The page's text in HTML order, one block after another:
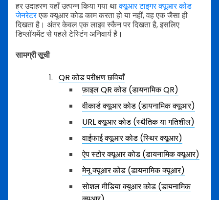
हर उदाहरण यहाँ उत्पन्न किया गया थाक्यूआर टाइगर क्यूआर कोड
जेनरेटरएक क्यूआर कोड काम करता हो या नहीं, वह एक जैसा ही
दिखता है। अंतर केवल एक लाइव स्कैन पर दिखता है, इसलिए
डिप्लॉयमेंट से पहले टेस्टिंग अनिवार्य है।
सामग्री सूची
QR कोड परीक्षण छवियाँ
फ़ाइल QR कोड (डायनामिक QR)
वीकार्ड क्यूआर कोड (डायनामिक क्यूआर)
URL क्यूआर कोड (स्थैतिक या गतिशील)
वाईफाई क्यूआर कोड (स्थिर क्यूआर)
ऐप स्टोर क्यूआर कोड (डायनामिक क्यूआर)
मेनू क्यूआर कोड (डायनामिक क्यूआर)
सोशल मीडिया क्यूआर कोड (डायनामिक